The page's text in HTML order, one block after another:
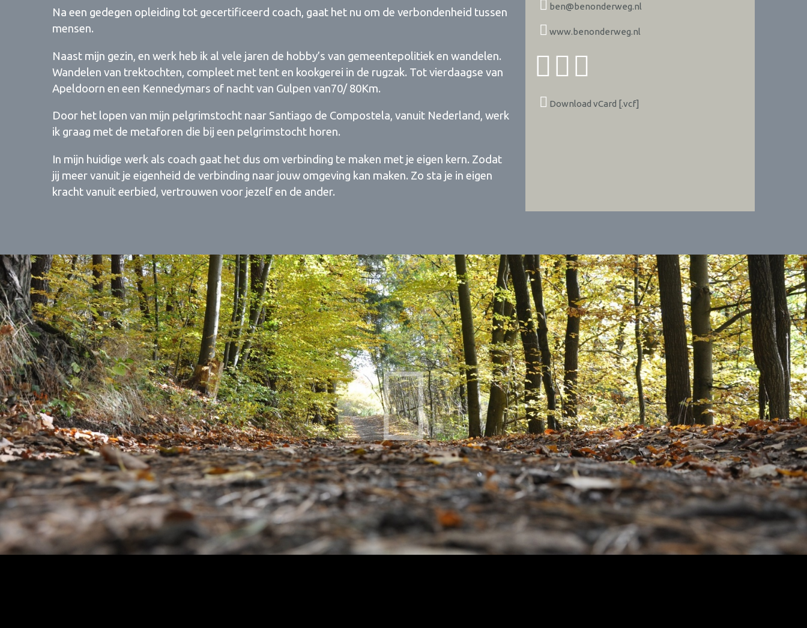
Na een gedegen opleiding tot gecertificeerd coach, gaat het nu om de verbondenheid tussen
mensen.
Naast mijn gezin, en werk heb ik al vele jaren de hobby’s van gemeentepolitiek en wandelen.
Wandelen van trektochten, compleet met tent en kookgerei in de rugzak. Tot vierdaagse van
Apeldoorn en een Kennedymars of nacht van Gulpen van70/ 80Km.
Door het lopen van mijn pelgrimstocht naar Santiago de Compostela, vanuit Nederland, werk
ik graag met de metaforen die bij een pelgrimstocht horen.
In mijn huidige werk als coach gaat het dus om verbinding te maken met je eigen kern. Zodat
jij meer vanuit je eigenheid de verbinding naar jouw omgeving kan maken. Zo sta je in eigen
kracht vanuit eerbied, vertrouwen voor jezelf en de ander.
ben@benonderweg.nl
www.benonderweg.nl
Download vCard [.vcf]